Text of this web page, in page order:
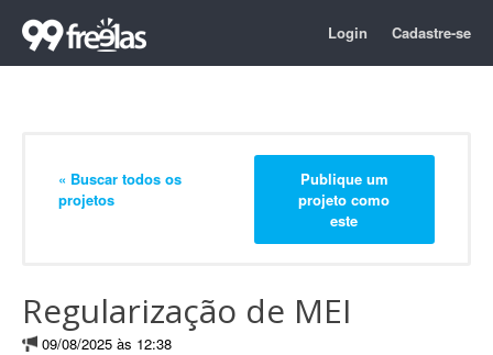
Login Cadastre-se
« Buscar todos os
projetos
Publique um
projeto como
este
Regularização de MEI
09/08/2025 às 12:38